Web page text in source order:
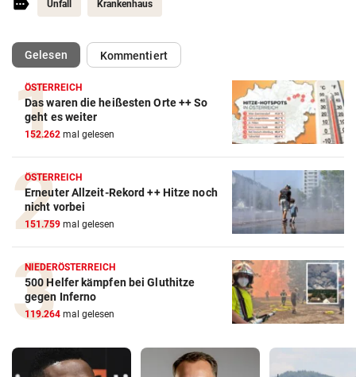
Unfall Krankenhaus
Gelesen(ausgewählt)Kommentiert
ÖSTERREICH
Das waren die heißesten Orte ++ So
geht es weiter
152.262 mal gelesen
ÖSTERREICH
Erneuter Allzeit-Rekord ++ Hitze noch
nicht vorbei
151.759 mal gelesen
NIEDERÖSTERREICH
500 Helfer kämpfen bei Gluthitze
gegen Inferno
119.264 mal gelesen